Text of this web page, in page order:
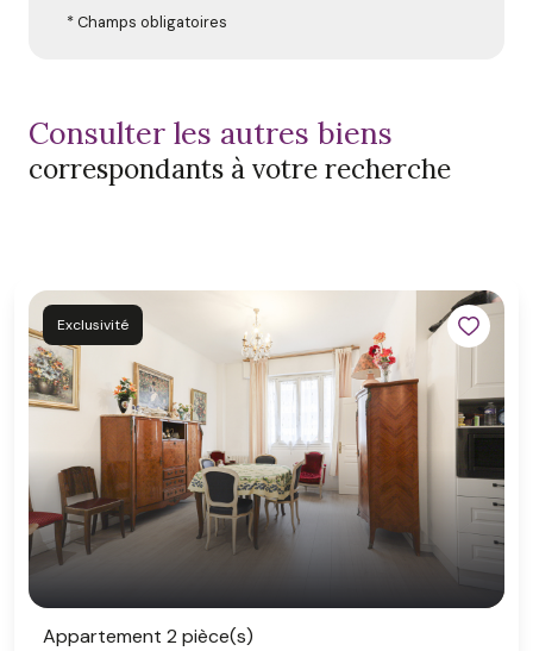
* Champs obligatoires
consulter les autres biens
correspondants à votre recherche
Exclusivité
Appartement 2 pièce(s)